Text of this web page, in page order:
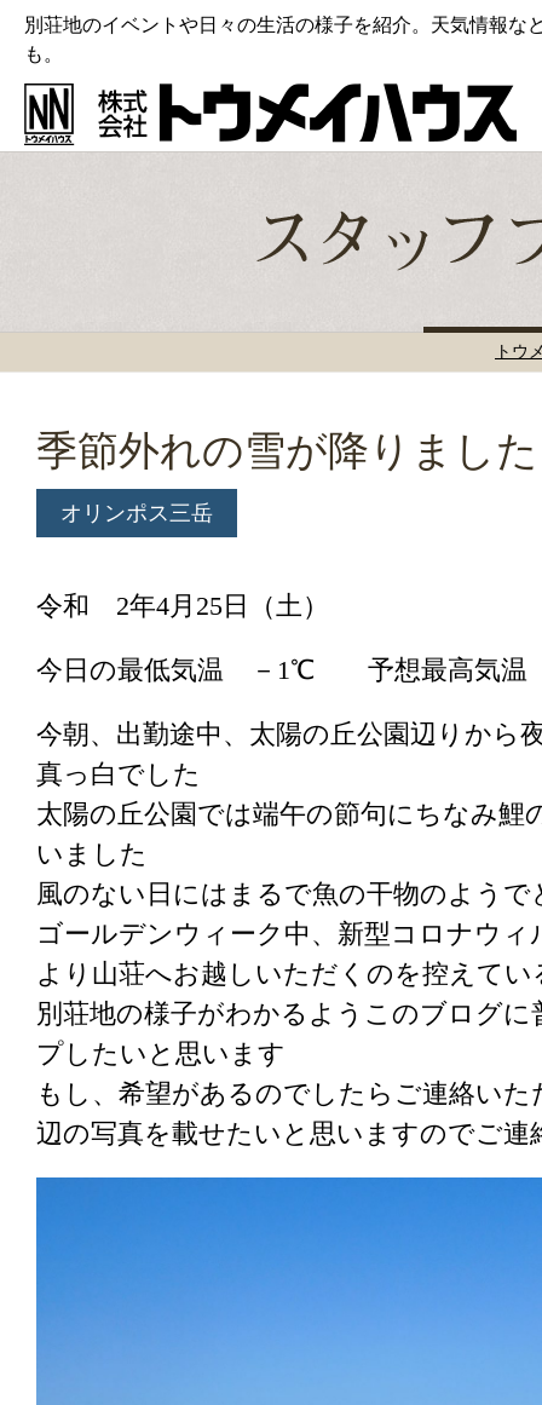
別荘地のイベントや日々の生活の様子を紹介。天気情報な
も。
トウ
季節外れの雪が降りました
オリンポス三岳
令和 2年4月25日（土）
今日の最低気温 －1℃ 予想最高
今朝、出勤途中、太陽の丘公園辺りか
真っ白でした
太陽の丘公園では端午の節句にちなみ
いました
風のない日にはまるで魚の干物のよう
ゴールデンウィーク中、新型コロナウ
より山荘へお越しいただくのを控えて
別荘地の様子がわかるようこのブログ
プしたいと思います
もし、希望があるのでしたらご連絡い
辺の写真を載せたいと思いますのでご連